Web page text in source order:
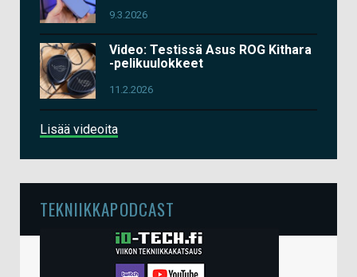
9.3.2026
Video: Testissä Asus ROG Kithara
-pelikuulokkeet
11.2.2026
Lisää videoita
TEKNIIKKAPODCAST